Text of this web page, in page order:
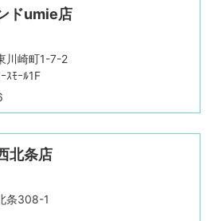
ドumie店
川崎町1-7-2
ｽﾓｰﾙ1F
北条店
条308-1